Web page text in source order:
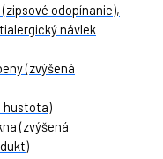
odopínanie),
návlek
(zvýšená
hustota)
(zvýšená